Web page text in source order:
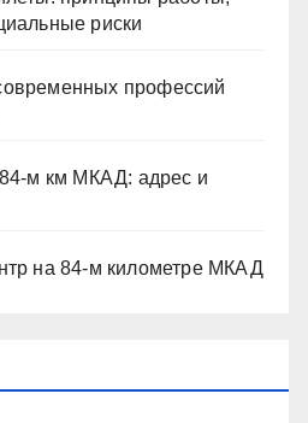
риски
профессий
м км МКАД: адрес и
на 84-м километре МКАД